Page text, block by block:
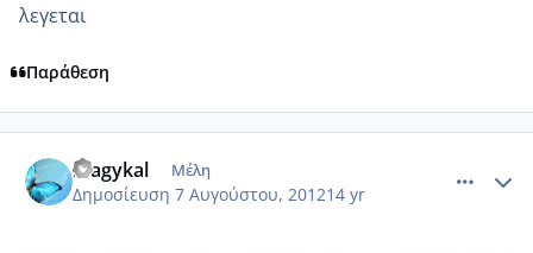
λεγεται
Παράθεση
magykal Μέλη
Δημοσίευση 7 Αυγούστου, 201214 yr